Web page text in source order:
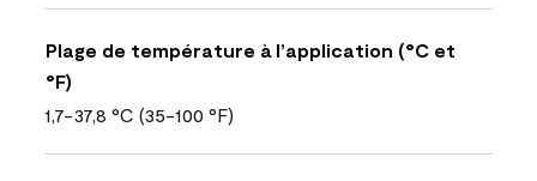
Plage de température à l’application (°C et
°F)
1,7-37,8 °C (35-100 °F)